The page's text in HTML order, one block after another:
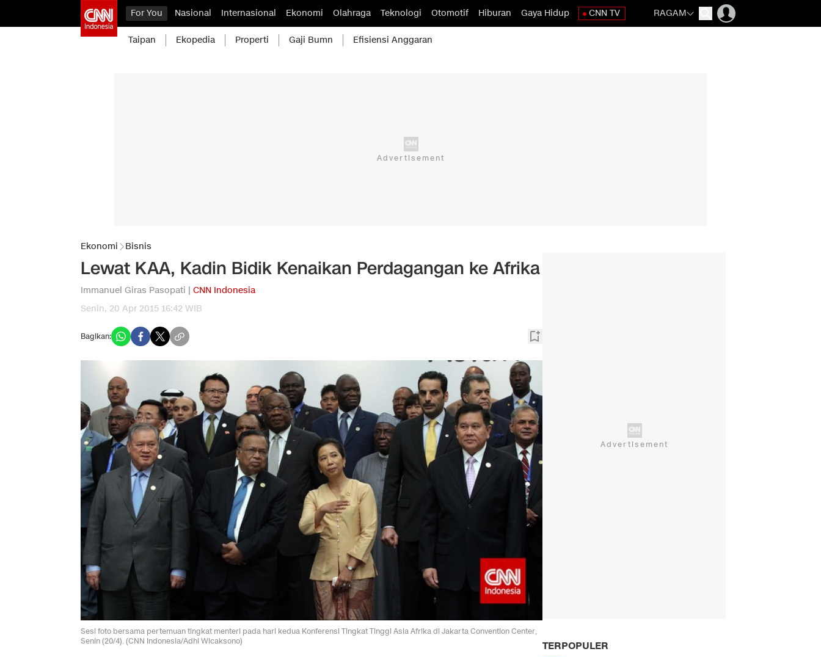
For You Nasional Internasional Ekonomi Olahraga Teknologi Otomotif Hiburan Gaya Hidup CNN TV RAGAM
Taipan Ekopedia Properti Gaji Bumn Efisiensi Anggaran
Ekonomi Bisnis
Lewat KAA, Kadin Bidik Kenaikan Perdagangan ke Afrika
Immanuel Giras Pasopati | CNN Indonesia
Senin, 20 Apr 2015 16:42 WIB
Bagikan:
Sesi foto bersama pertemuan tingkat menteri pada hari kedua Konferensi Tingkat Tinggi Asia Afrika di Jakarta Convention Center,
Senin (20/4). (CNN Indonesia/Adhi Wicaksono)
TERPOPULER